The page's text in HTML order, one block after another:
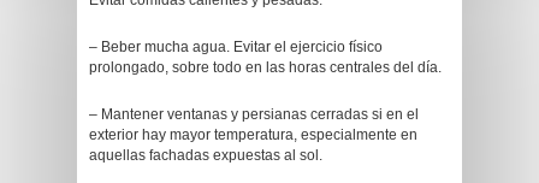
– Beber mucha agua. Evitar el ejercicio físico
prolongado, sobre todo en las horas centrales del día.
– Mantener ventanas y persianas cerradas si en el
exterior hay mayor temperatura, especialmente en
aquellas fachadas expuestas al sol.